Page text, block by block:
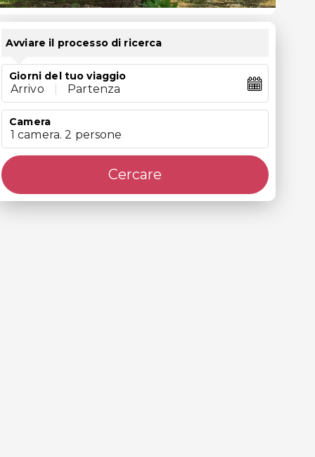
Avviare il processo di ricerca
Giorni del tuo viaggio
Arrivo Partenza
Camera
1 camera. 2 persone
Cercare